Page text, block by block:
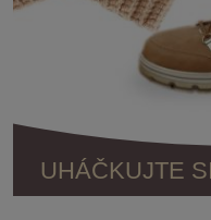
UHÁČKUJTE